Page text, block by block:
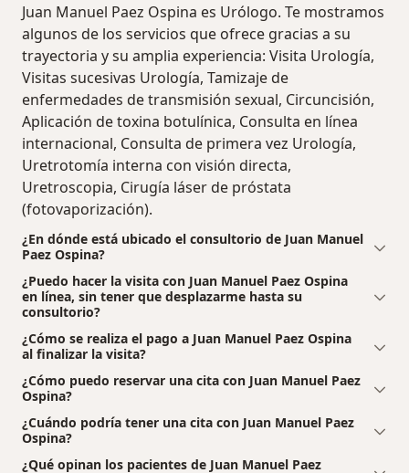
Juan Manuel Paez Ospina es Urólogo. Te mostramos
algunos de los servicios que ofrece gracias a su
trayectoria y su amplia experiencia: Visita Urología,
Visitas sucesivas Urología, Tamizaje de
enfermedades de transmisión sexual, Circuncisión,
Aplicación de toxina botulínica, Consulta en línea
internacional, Consulta de primera vez Urología,
Uretrotomía interna con visión directa,
Uretroscopia, Cirugía láser de próstata
(fotovaporización).
¿En dónde está ubicado el consultorio de Juan Manuel
Paez Ospina?
¿Puedo hacer la visita con Juan Manuel Paez Ospina
en línea, sin tener que desplazarme hasta su
consultorio?
¿Cómo se realiza el pago a Juan Manuel Paez Ospina
al finalizar la visita?
¿Cómo puedo reservar una cita con Juan Manuel Paez
Ospina?
¿Cuándo podría tener una cita con Juan Manuel Paez
Ospina?
¿Qué opinan los pacientes de Juan Manuel Paez